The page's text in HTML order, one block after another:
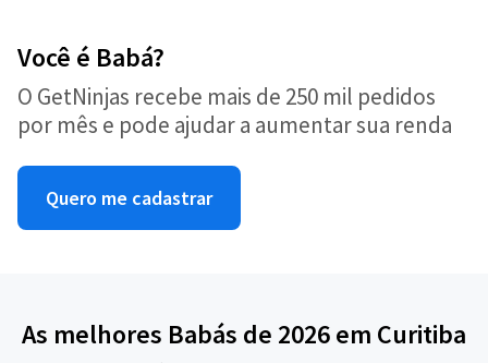
Você é Babá?
O GetNinjas recebe mais de 250 mil pedidos
por mês e pode ajudar a aumentar sua renda
Quero me cadastrar
As melhores Babás de 2026 em Curitiba